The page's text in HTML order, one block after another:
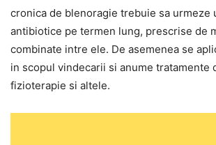
cronica de blenoragie trebuie sa urmeze
antibiotice pe termen lung, prescrise de
combinate intre ele. De asemenea se
in scopul vindecarii si anume tratamente
fizioterapie si altele.